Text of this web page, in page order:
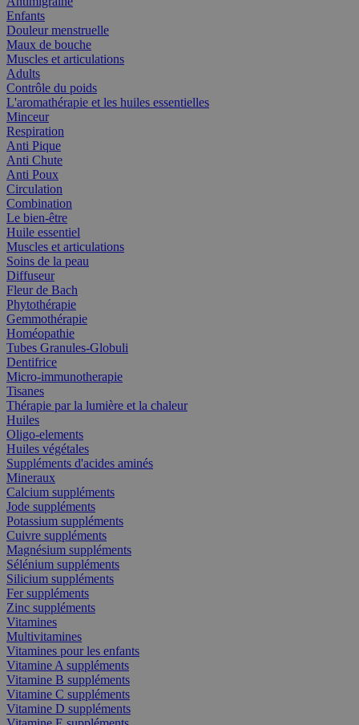
Enfants
Douleur menstruelle
Maux de bouche
Muscles et articulations
Adults
Contrôle du poids
L'aromathérapie et les huiles essentielles
Minceur
Respiration
Anti Pique
Anti Chute
Anti Poux
Circulation
Combination
Le bien-être
Huile essentiel
Muscles et articulations
Soins de la peau
Diffuseur
Fleur de Bach
Phytothérapie
Gemmothérapie
Homéopathie
Tubes Granules-Globuli
Dentifrice
Micro-immunotherapie
Tisanes
Thérapie par la lumière et la chaleur
Huiles
Oligo-elements
Huiles végétales
Suppléments d'acides aminés
Mineraux
Calcium suppléments
Jode suppléments
Potassium suppléments
Cuivre suppléments
Magnésium suppléments
Sélénium suppléments
Silicium suppléments
Fer suppléments
Zinc suppléments
Vitamines
Multivitamines
Vitamines pour les enfants
Vitamine A suppléments
Vitamine B suppléments
Vitamine C suppléments
Vitamine D suppléments